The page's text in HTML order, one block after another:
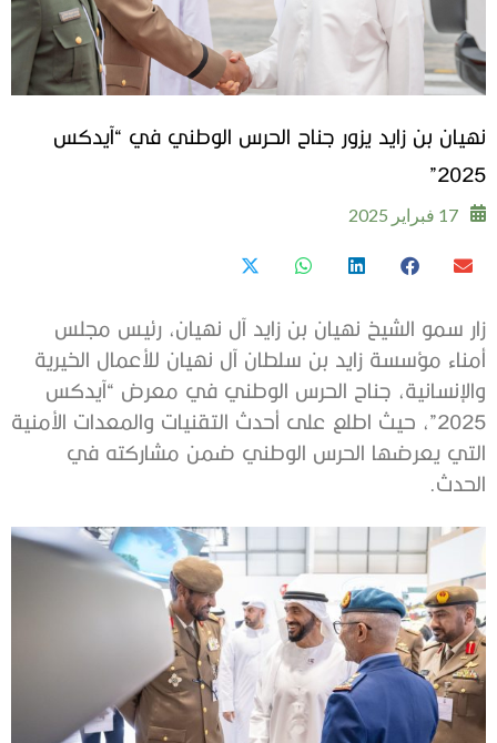
نهيان بن زايد يزور جناح الحرس الوطني في “آيدكس
2025”
17 فبراير 2025
زار سمو الشيخ نهيان بن زايد آل نهيان، رئيس مجلس
أمناء مؤسسة زايد بن سلطان آل نهيان للأعمال الخيرية
والإنسانية، جناح الحرس الوطني في معرض “آيدكس
2025”، حيث اطلع على أحدث التقنيات والمعدات الأمنية
التي يعرضها الحرس الوطني ضمن مشاركته في
الحدث.